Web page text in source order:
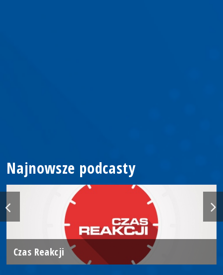
Najnowsze podcasty
Czas Reakcji